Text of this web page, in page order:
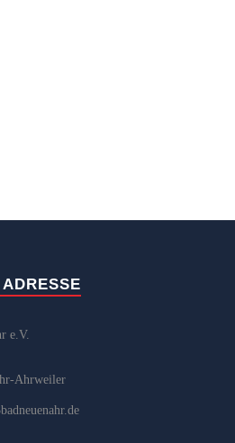
e.V.
Ahrweiler